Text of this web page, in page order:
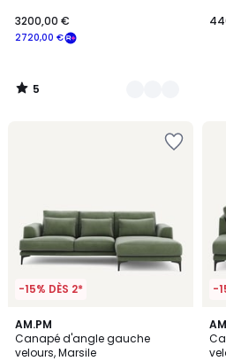
2720,00 €
3200,00 €
5
/
-15% DÈS 2*
AM.PM
Canapé d'angle gauche
velours, Marsile
17
Couleurs
-
17